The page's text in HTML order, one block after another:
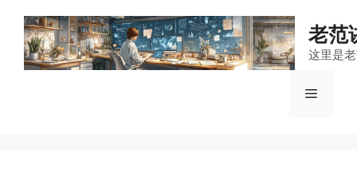
老范
这里是
菜